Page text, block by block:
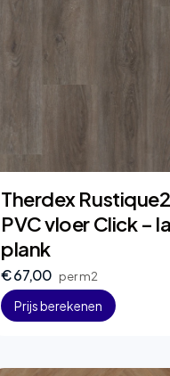
Therdex
PVC vloer Click –
plank
€ 67,00 per m2
Prijs berekenen